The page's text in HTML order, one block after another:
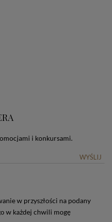
że będą one
nie wyraża zgody na
i konkursami.
WYŚLIJ
w przyszłości na podany
w każdej chwili mogę